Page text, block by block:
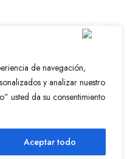
de navegación,
y analizar nuestro
usted da su consentimiento
Aceptar todo